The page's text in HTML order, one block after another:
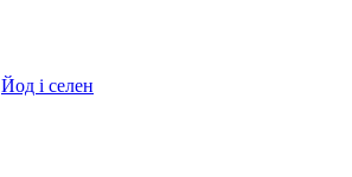
Йод і селен